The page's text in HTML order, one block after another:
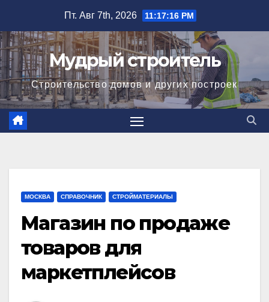
содержимому
Пт. Авг 7th, 2026 11:17:16 PM
Мудрый строитель
Строительство домов и других построек
МОСКВА СПРАВОЧНИК СТРОЙМАТЕРИАЛЫ
Магазин по продаже
товаров для
маркетплейсов